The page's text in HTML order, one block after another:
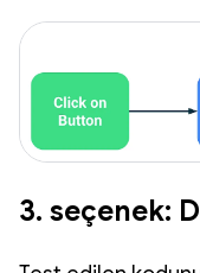
3. seçenek: